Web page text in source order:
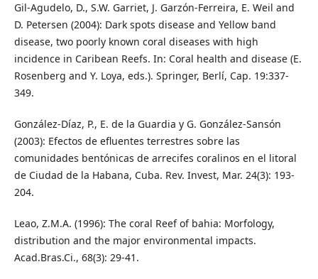
Gil-Agudelo, D., S.W. Garriet, J. Garzón-Ferreira, E. Weil and
D. Petersen (2004): Dark spots disease and Yellow band
disease, two poorly known coral diseases with high
incidence in Caribean Reefs. In: Coral health and disease (E.
Rosenberg and Y. Loya, eds.). Springer, Berlí, Cap. 19:337-
349.
González-Díaz, P., E. de la Guardia y G. González-Sansón
(2003): Efectos de efluentes terrestres sobre las
comunidades bentónicas de arrecifes coralinos en el litoral
de Ciudad de la Habana, Cuba. Rev. Invest, Mar. 24(3): 193-
204.
Leao, Z.M.A. (1996): The coral Reef of bahia: Morfology,
distribution and the major environmental impacts.
Acad.Bras.Ci., 68(3): 29-41.